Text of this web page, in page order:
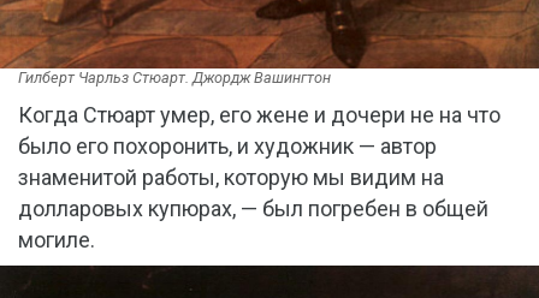
Гилберт Чарльз Стюарт. Джордж Вашингтон
Когда Стюарт умер, его жене и дочери не на что
было его похоронить, и художник — автор
знаменитой работы, которую мы видим на
долларовых купюрах, — был погребен в общей
могиле.